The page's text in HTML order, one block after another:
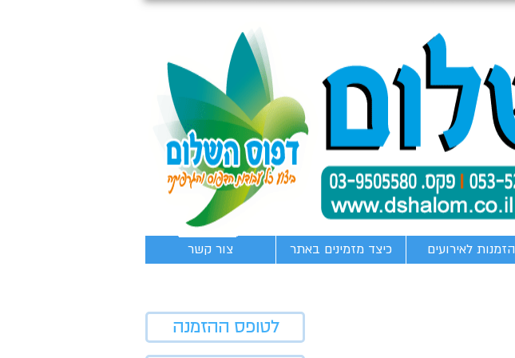
צור קשר כיצד מזמינים באתר הזמנות לאירועים
לטופס ההזמנה